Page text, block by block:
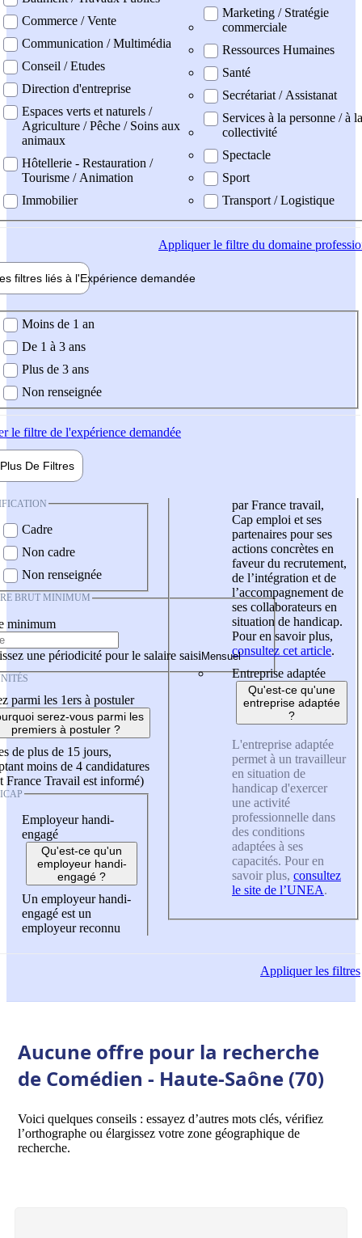
Commerce / Vente
Communication / Multimédia
Conseil / Etudes
Direction d'entreprise
Espaces verts et naturels /
Agriculture / Pêche / Soins aux
animaux
Hôtellerie - Restauration /
Tourisme / Animation
Immobilier
Marketing / Stratégie
commerciale
Ressources Humaines
Santé
Secrétariat / Assistanat
Services à la personne / à la
collectivité
Spectacle
Sport
Transport / Logistique
Appliquerle filtre du domaine
filtres liés à l'Expérience demandée
demandée
Moins de 1 an
De 1 à 3 ans
Plus de 3 ans
Non renseignée
le filtre de l'expérience demandée
Plus De Filtres
Cadre
Non cadre
Non renseignée
BRUT MINIMUM
minimum
une périodicité pour le salaire saisi
parmi les 1ers à postuler
serez-vous parmi les
premiers à postuler ?
de plus de 15 jours,
moins de 4 candidatures
France Travail est informé)
Employeur handi-
engagé
Qu'est-ce qu'un
employeur handi-
engagé ?
Un employeur handi-
engagé est un
employeur reconnu
par France travail,
Cap emploi et ses
partenaires pour ses
actions concrètes en
faveur du recrutement,
de l’intégration et de
l’accompagnement de
ses collaborateurs en
situation de handicap.
Pour en savoir plus,
consultez cet article.
Entreprise adaptée
Qu'est-ce qu'une
entreprise adaptée
?
L'entreprise adaptée
permet à un travailleur
en situation de
handicap d'exercer
une activité
professionnelle dans
des conditions
adaptées à ses
capacités. Pour en
savoir plus, consultez
le site de l’UNEA.
Appliquerles filtres
Aucune offre pour la recherche
de Comédien - Haute-Saône (70)
Voici quelques conseils : essayez d’autres mots clés, vérifiez
l’orthographe ou élargissez votre zone géographique de
recherche.